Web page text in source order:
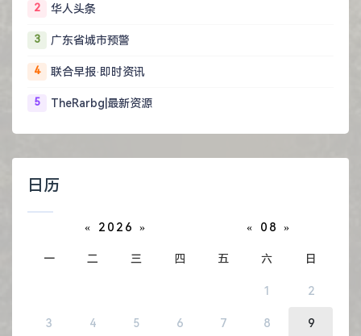
2 华人头条
3 广东省城市预警
4 联合早报·即时资讯
5 TheRarbg|最新资源
日历
« 2026 » « 08 »
一 二 三 四 五 六 日
1 2
3 4 5 6 7 8 9